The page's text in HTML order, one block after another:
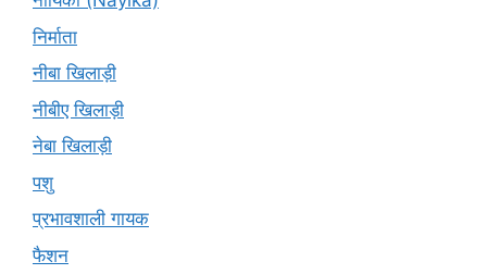
निर्माता
नीबा खिलाड़ी
नीबीए खिलाड़ी
नेबा खिलाड़ी
पशु
प्रभावशाली गायक
फैशन